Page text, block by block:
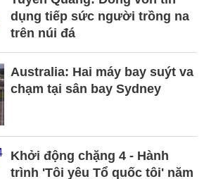
dụng tiếp sức người trồng na
trên núi đá
Australia: Hai máy bay suýt va
chạm tại sân bay Sydney
Khởi động chặng 4 - Hành
trình 'Tôi yêu Tổ quốc tôi' năm